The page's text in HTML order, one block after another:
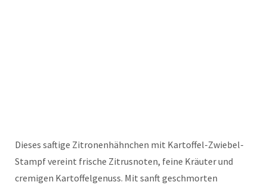
Dieses saftige Zitronenhähnchen mit Kartoffel-Zwiebel-
Stampf vereint frische Zitrusnoten, feine Kräuter und
cremigen Kartoffelgenuss. Mit sanft geschmorten